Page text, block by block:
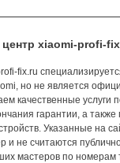
xiaomi-profi-
fix.ru
но не является
качественные услуги
гарантии, а
Указанные на
и не считаются
мастеров по номерам